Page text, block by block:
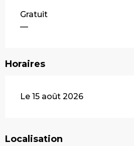
Gratuit
—
Horaires
Le 15 août 2026
Localisation